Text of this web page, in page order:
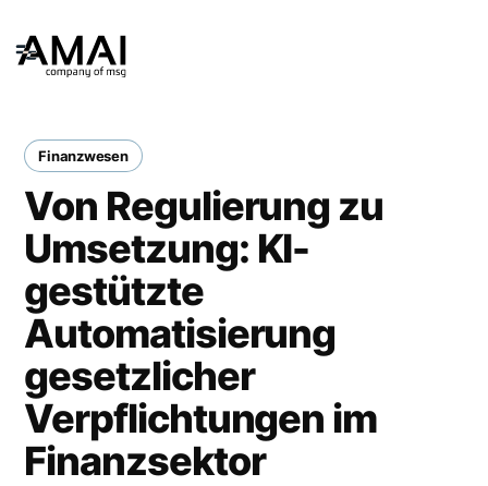
Finanzwesen
Von Regulierung zu
Umsetzung: KI-
gestützte
Automatisierung
gesetzlicher
Verpflichtungen im
Finanzsektor